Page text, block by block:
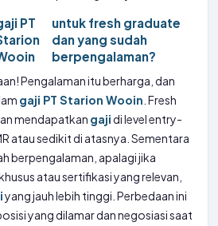
PT
untuk fresh graduate
dan yang sudah
berpengalaman?
Pengalaman itu berharga, dan
gaji PT Starion Wooin . Fresh
mendapatkan gajidi level entry-
atau sedikit di atasnya. Sementara
berpengalaman, apalagi jika
atau sertifikasi yang relevan,
yang jauh lebih tinggi. Perbedaan ini
yang dilamar dan negosiasi saat